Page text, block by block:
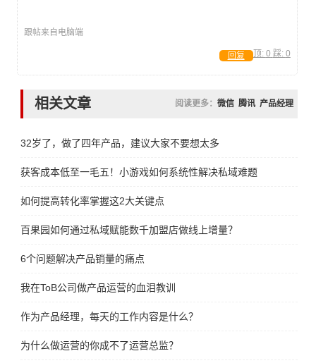
跟帖来自电脑端
顶: 0 踩: 0
回复
相关文章 阅读更多： 微信 腾讯 产品经理
32岁了，做了四年产品，建议大家不要想太多
获客成本低至一毛五！小游戏如何系统性解决私域难题
如何提高转化率掌握这2大关键点
百果园如何通过私域赋能数千加盟店做线上增量？
6个问题解决产品销量的痛点
我在ToB公司做产品运营的血泪教训
作为产品经理，每天的工作内容是什么？
为什么做运营的你成不了运营总监？